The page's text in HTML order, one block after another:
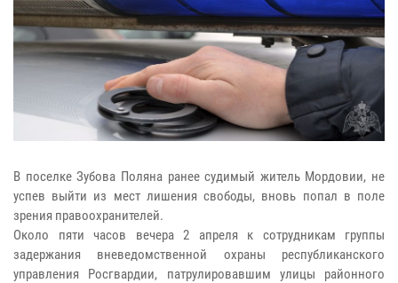
В поселке Зубова Поляна ранее судимый житель Мордовии, не
успев выйти из мест лишения свободы, вновь попал в поле
зрения правоохранителей.
Около пяти часов вечера 2 апреля к сотрудникам группы
задержания вневедомственной охраны республиканского
управления Росгвардии, патрулировавшим улицы районного